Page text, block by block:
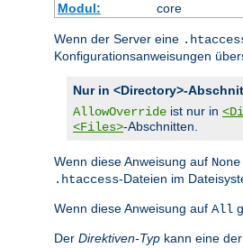
Modul:
core
Wenn der Server eine
Konfigurationsanweisungen
Nur in <Directory>-
AllowOverride ist nur in
<Files>-Abschnitten.
Wenn diese Anweisung auf None
.htaccess-Dateien im
Wenn diese Anweisung auf All
Der Direktiven-Typ kann eine